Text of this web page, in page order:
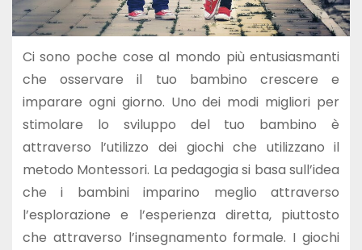
Ci sono poche cose al mondo più entusiasmanti
che osservare il tuo bambino crescere e
imparare ogni giorno. Uno dei modi migliori per
stimolare lo sviluppo del tuo bambino è
attraverso l’utilizzo dei giochi che utilizzano il
metodo Montessori. La pedagogia si basa sull’idea
che i bambini imparino meglio attraverso
l’esplorazione e l’esperienza diretta, piuttosto
che attraverso l’insegnamento formale. I giochi